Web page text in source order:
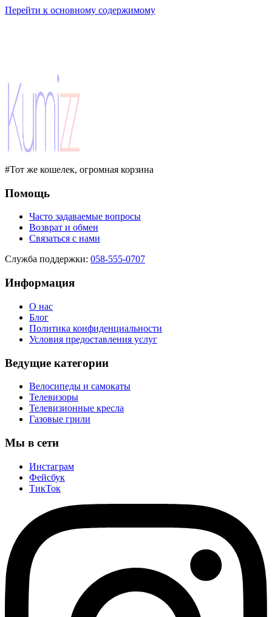
Перейти к основному содержимому
#Тот же кошелек, огромная корзина
Помощь
Часто задаваемые вопросы
Возврат и обмен
Связаться с нами
Служба поддержки: 058-555-0707
Информация
О нас
Блог
Политика конфиденциальности
Условия предоставления услуг
Ведущие категории
Велосипеды и самокаты
Телевизоры
Телевизионные кресла
Газовые грили
Мы в сети
Инстаграм
Фейсбук
ТикТок